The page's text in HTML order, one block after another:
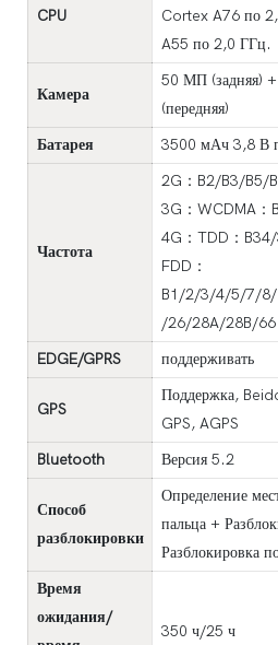
CPU
Cortex A76 по
A55 по 2,0 ГГц.
Камера
50 МП (задняя)
(передняя)
Батарея
3500 мАч 3,8 В
Частота
2G：B2/B3/B5/
3G：WCDMA
4G：TDD：
FDD：
B1/2/3/4/5/7/
/26/28A/28B/66
EDGE/GPRS
поддерживать
GPS
Поддержка,
GPS, AGPS
Bluetooth
Версия 5.2
Способ
разблокировки
Определение
пальца +
Разблокировка
Время
ожидания/
350 ч/25 ч